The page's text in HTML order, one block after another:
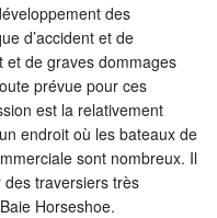
des
d’accident et de
et de graves dommages
prévue pour ces
est la relativement
endroit où les bateaux de
sont nombreux. Il
traversiers très
Horseshoe.